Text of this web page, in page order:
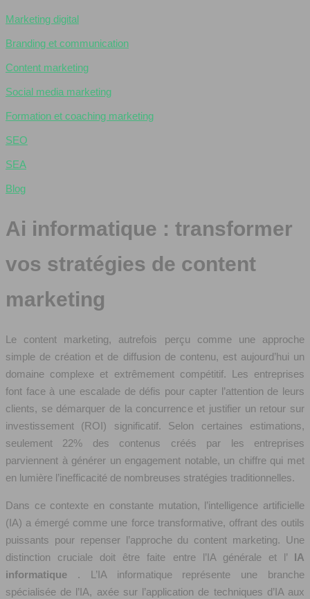
Marketing digital
Branding et communication
Content marketing
Social media marketing
Formation et coaching marketing
SEO
SEA
Blog
Ai informatique : transformer
vos stratégies de content
marketing
Le content marketing, autrefois perçu comme une approche
simple de création et de diffusion de contenu, est aujourd’hui un
domaine complexe et extrêmement compétitif. Les entreprises
font face à une escalade de défis pour capter l’attention de leurs
clients, se démarquer de la concurrence et justifier un retour sur
investissement (ROI) significatif. Selon certaines estimations,
seulement 22% des contenus créés par les entreprises
parviennent à générer un engagement notable, un chiffre qui met
en lumière l’inefficacité de nombreuses stratégies traditionnelles.
Dans ce contexte en constante mutation, l’intelligence artificielle
(IA) a émergé comme une force transformative, offrant des outils
puissants pour repenser l’approche du content marketing. Une
distinction cruciale doit être faite entre l’IA générale et l’ IA
informatique . L’IA informatique représente une branche
spécialisée de l’IA, axée sur l’application de techniques d’IA aux